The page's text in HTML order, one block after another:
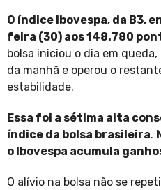
O índice Ibovespa, da B3,
feira (30) aos 148.780
bolsa iniciou o dia em
da manhã e operou o
estabilidade.
Essa foi a sétima alta
índice da bolsa brasileira.
o Ibovespa acumula
O alívio na bolsa não se